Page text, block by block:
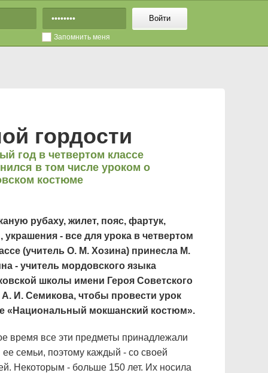
Войти
Запомнить меня
гордости
год в четвертом классе
в том числе уроком о
костюме
рубаху, жилет, пояс, фартук,
украшения - все для урока в четвертом
(учитель О. М. Хозина) принесла М.
- учитель мордовского языка
школы имени Героя Советского
И. Семикова, чтобы провести урок
«Национальный мокшанский костюм».
время все эти предметы принадлежали
семьи, поэтому каждый - со своей
Некоторым - больше 150 лет. Их носила